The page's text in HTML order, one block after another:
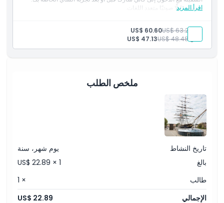
ما يجب معرفته
سياسة الإلغاء
يتضمن دليلًا صوتيًا متعدد اللغات.
اقرأ المزيد
بالغ: US$ 63.29
US$ 60.60
طفل:US$ 48.48
US$ 47.13
ملخص الطلب
تاريخ النشاط
يوم شهر، سنة
بالغ
US$ 22.89 × 1
طالب
× 1
الإجمالي
US$ 22.89